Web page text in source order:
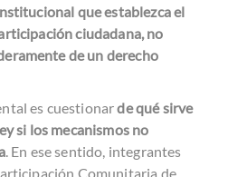
que establezca el
ciudadana, no
de un derecho
es cuestionarde qué sirve
si los mecanismos no
. En ese sentido, integrantes
Comunitaria de